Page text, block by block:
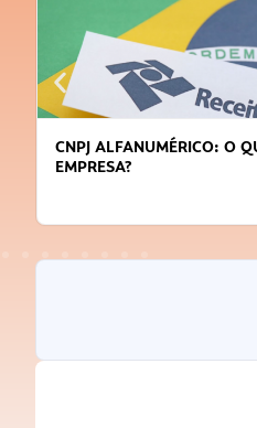
CNPJ ALFANUMÉRICO: O
EMPRESA?